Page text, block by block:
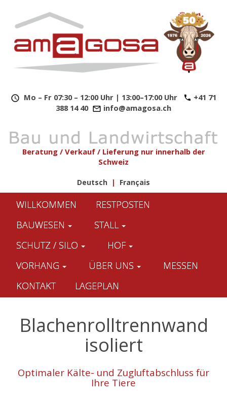
Mo – Fr 07:30 – 12:00 Uhr | 13:00–17:00 Uhr
+41 71
388 14 40
info@amagosa.ch
Beratung / Verkauf / Lieferung nur innerhalb der
Schweiz
Deutsch | Français
WILLKOMMEN
RESTPOSTEN
BAUWESEN
STALL
SCHUTZ / SILO
HOF
VORHANG
ÜBER UNS
MESSEN
KONTAKT
LAGEPLAN
Blachenrolltrennwand
isoliert
Optimaler Kälte- und Zugluftabschluss für
Ihre Tiere